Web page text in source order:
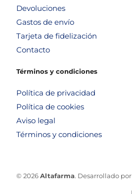
Devoluciones
Gastos de envío
Tarjeta de fidelización
Contacto
Términos y condiciones
Política de privacidad
Política de cookies
Aviso legal
Términos y condiciones
© 2026Altafarma. Desarrollado por